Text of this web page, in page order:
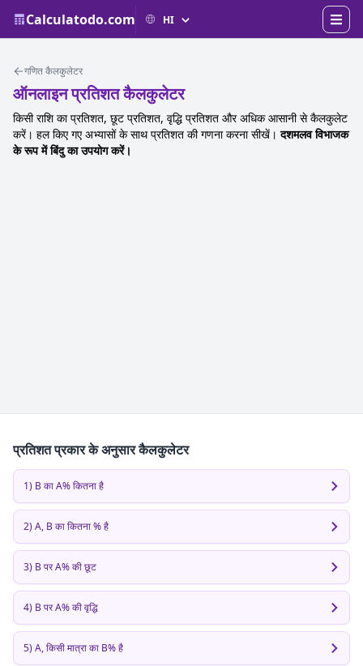
Calculatodo.com
गणित कैलकुलेटर
ऑनलाइन प्रतिशत कैलकुलेटर
किसी राशि का प्रतिशत, छूट प्रतिशत, वृद्धि प्रतिशत और अधिक आसानी से कैलकुलेट
करें। हल किए गए अभ्यासों के साथ प्रतिशत की गणना करना सीखें।दशमलव विभाजक
के रूप में बिंदु का उपयोग करें।
प्रतिशत प्रकार के अनुसार कैलकुलेटर
1) B का A% कितना है
2) A, B का कितना % है
3) B पर A% की छूट
4) B पर A% की वृद्धि
5) A, किसी मात्रा का B% है